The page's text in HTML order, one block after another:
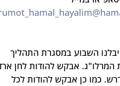
השבוע במסגרת התהליך
המרלו"ג. אבקש להודות לחן
כמו כן אבקש להודות לכל